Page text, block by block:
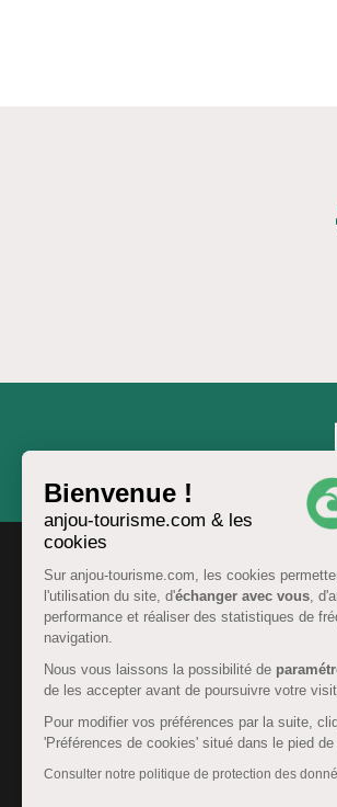
Bienvenue !
anjou-tourisme.com & les
cookies
Sur anjou-tourisme.com, les cookies
l'utilisation du site, d'échanger avec vous,
performance et réaliser des statistiques de
navigation.
Nous vous laissons la possibilité de
de les accepter avant de poursuivre votre
Pour modifier vos préférences par la suite,
'Préférences de cookies' situé dans le pied de
Consulter notre politique de protection des